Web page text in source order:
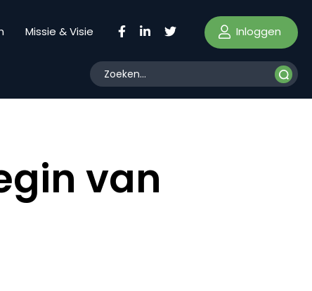
Missie & Visie Inloggen
van